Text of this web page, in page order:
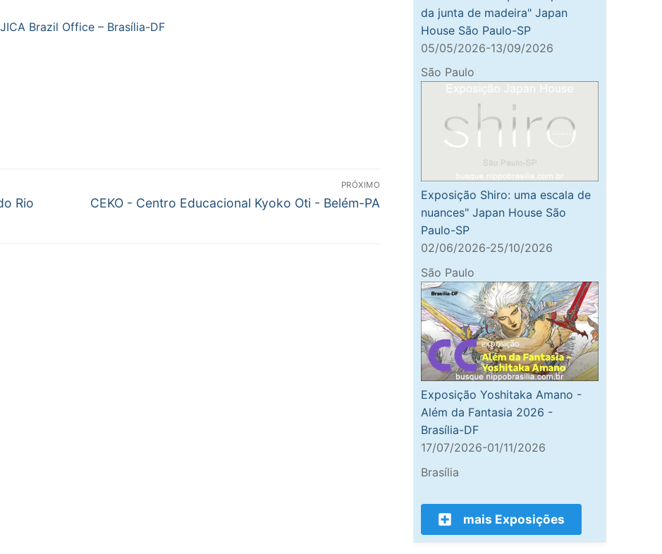
Brazil Office – Brasília-DF
Rio
PRÓXIMO
Próximo
CEKO - Centro Educacional Kyoko Oti - Belém-PA
da junta de madeira" Japan
House São Paulo-SP
05/05/2026-13/09/2026
São Paulo
Exposição Shiro: uma escala de
nuances" Japan House São
Paulo-SP
02/06/2026-25/10/2026
São Paulo
Exposição Yoshitaka Amano -
Além da Fantasia 2026 -
Brasília-DF
17/07/2026-01/11/2026
Brasília
mais Exposições